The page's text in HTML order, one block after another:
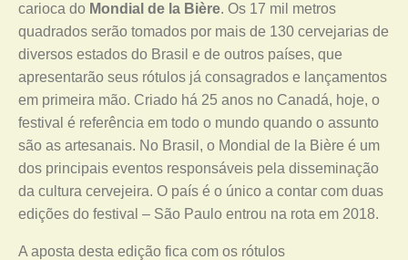
carioca do Mondial de la Bière. Os 17 mil metros
quadrados serão tomados por mais de 130 cervejarias de
diversos estados do Brasil e de outros países, que
apresentarão seus rótulos já consagrados e lançamentos
em primeira mão. Criado há 25 anos no Canadá, hoje, o
festival é referência em todo o mundo quando o assunto
são as artesanais. No Brasil, o Mondial de la Bière é um
dos principais eventos responsáveis pela disseminação
da cultura cervejeira. O país é o único a contar com duas
edições do festival – São Paulo entrou na rota em 2018.
A aposta desta edição fica com os rótulos